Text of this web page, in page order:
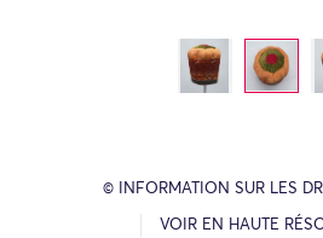
© INFORMATION SUR LES
VOIR EN HAUTE